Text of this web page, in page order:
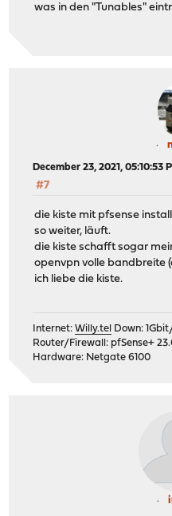
was in den "Tunables"
December 23, 2021, 05:10:53
#7
die kiste mit pfsense
so weiter, läuft.
die kiste schafft sogar
openvpn volle bandbreite
ich liebe die kiste.
Internet:Willy.tel
Down:
Router/Firewall: pfSense+
Hardware: Netgate 6100